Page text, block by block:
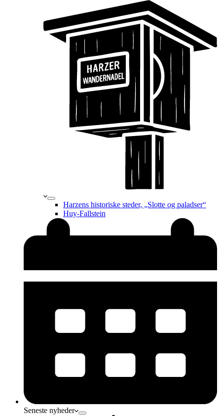
Harzens historiske steder, „Slotte og paladser“
Huy-Fallstein
Seneste nyheder